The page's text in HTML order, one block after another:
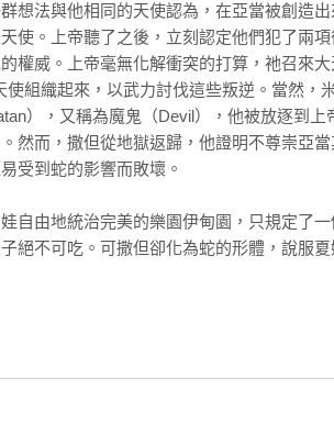
領域內最具代表性也最具概括性的研究。
他的實驗結果呼應了行為決定論者情境主
絕不正義的權威的命令。」
）（《路西法效應》作者．史丹福
有服從命令的傾向，完全無視於他們的所
更清楚地察覺到不加批判、接受權威的危
是關鍵？
想法與他相同的天使認為，在亞當被創造
使。上帝聽了之後，立刻認定他們犯了兩
權威。上帝毫無化解衝突的打算，祂召來
使組織起來，以武力討伐這些叛逆。當然，
），又稱為魔鬼（Devil），他被放逐到
然而，撒但從地獄返歸，他證明不尊崇亞
受到蛇的影響而敗壞。
由地統治完美的樂園伊甸園，只規定了一
絕不可吃。可撒但卻化為蛇的形體，說服
許多苦難，甚至親眼目睹自己的子女該隱
孩子一出生，就帶著亞當與夏娃惡行的原罪
威創造的神話，絕大多數出自僧侶、拉比